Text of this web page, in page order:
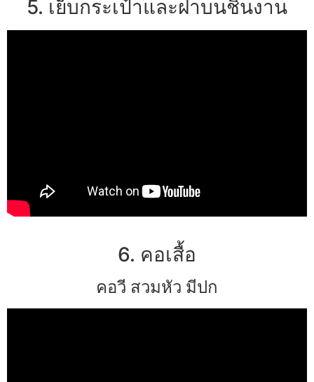
5. เย็บกระเป๋าและฝาบนชิ้นงาน
6. คอเสื้อ
คอวี สวมหัว มีปก